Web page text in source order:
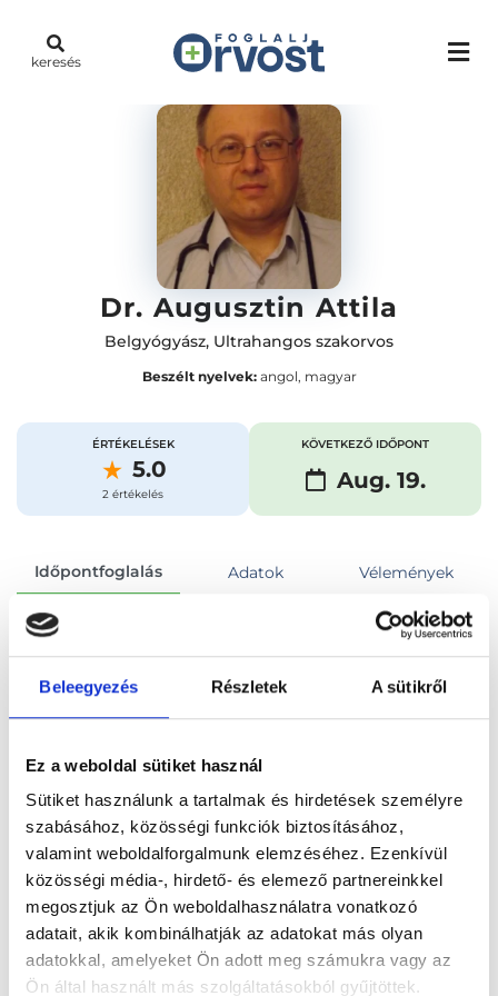
Beleegyezés Részletek A sütikről
Ez a weboldal sütiket használ
Sütiket használunk a tartalmak és hirdetések személyre
szabásához, közösségi funkciók biztosításához,
valamint weboldalforgalmunk elemzéséhez. Ezenkívül
közösségi média-, hirdető- és elemező partnereinkkel
megosztjuk az Ön weboldalhasználatra vonatkozó
adatait, akik kombinálhatják az adatokat más olyan
adatokkal, amelyeket Ön adott meg számukra vagy az
Ön által használt más szolgáltatásokból gyűjtöttek.
keresés
Dr. Augusztin Attila
Belgyógyász, Ultrahangos szakorvos
Beszélt nyelvek:angol, magyar
ÉRTÉKELÉSEK
5.0
2 értékelés
KÖVETKEZŐ IDŐPONT
Aug. 19.
Időpontfoglalás Adatok Vélemények
Foglalj időpontot
Összes szakterület
Főoldal Orvosok Belgyógyász
Belgyógyász, Budapest, XVII. kerület
Dr. Augusztin Attila